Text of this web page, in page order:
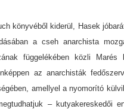
könyvéből kiderül, Hasek
a cseh anarchista
függelékében közli Marés
az anarchisták
amellyel a nyomorító
– kutyakereskedői